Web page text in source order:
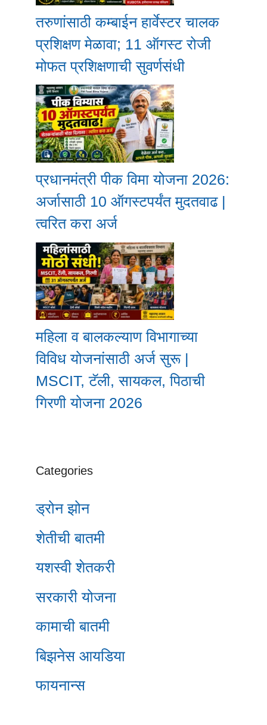
तरुणांसाठी कम्बाईन हार्वेस्टर चालक
प्रशिक्षण मेळावा; 11 ऑगस्ट रोजी
मोफत प्रशिक्षणाची सुवर्णसंधी
प्रधानमंत्री पीक विमा योजना 2026:
अर्जासाठी 10 ऑगस्टपर्यंत मुदतवाढ |
त्वरित करा अर्ज
महिला व बालकल्याण विभागाच्या
विविध योजनांसाठी अर्ज सुरू |
MSCIT, टॅली, सायकल, पिठाची
गिरणी योजना 2026
Categories
ड्रोन झोन
शेतीची बातमी
यशस्वी शेतकरी
सरकारी योजना
कामाची बातमी
बिझनेस आयडिया
फायनान्स